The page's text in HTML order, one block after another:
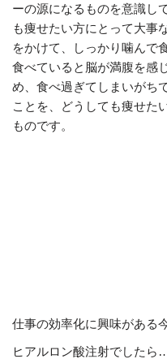
ーの源になるものを意識し
も痩せたい方にとって大事
をかけて、しっかり噛んで
食べていると脳が満腹を感
め、食べ過ぎてしまいがち
ことを、どうしても痩せた
ものです。
仕事の効率化に興味がある
ヒアルロン酸注射でしたら…